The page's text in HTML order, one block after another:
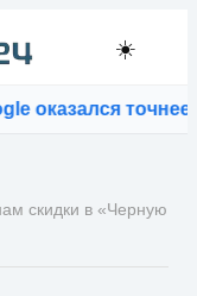
☀️
точнее
скидки в «Черную